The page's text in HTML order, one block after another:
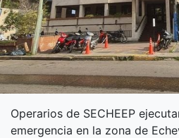
Operarios de SECHEEP
emergencia en la zona de